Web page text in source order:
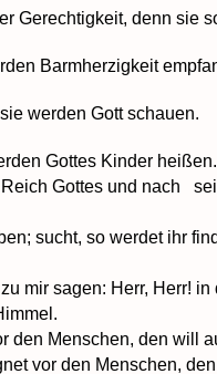
Gerechtigkeit, denn sie
Barmherzigkeit
werden Gott schauen.
Gottes Kinder heißen.
Gottes und nach
sucht, so werdet ihr
mir sagen: Herr, Herr!
den Menschen, den will
vor den Menschen,